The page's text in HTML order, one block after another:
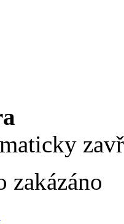
zakázáno